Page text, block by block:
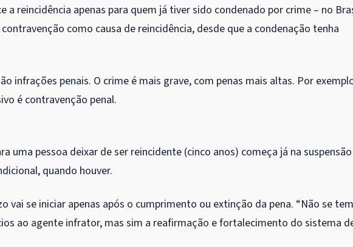
a reincidência apenas para quem já tiver sido condenado por crime – no
como causa de reincidência, desde que a condenação tenha
infrações penais. O crime é mais grave, com penas mais altas. Por
é contravenção penal.
uma pessoa deixar de ser reincidente (cinco anos) começa já na suspensão
quando houver.
vai se iniciar apenas após o cumprimento ou extinção da pena. “Não se tem
ao agente infrator, mas sim a reafirmação e fortalecimento do sistema